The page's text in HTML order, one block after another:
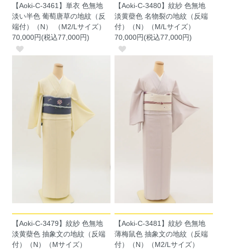
【Aoki-C-3461】単衣 色無地
淡い半色 葡萄唐草の地紋（反
端付）（N） （M2/Lサイズ）
70,000円(税込77,000円)
【Aoki-C-3480】紋紗 色無地
淡黄蘗色 名物裂の地紋（反端
付）（N）（M/Lサイズ）
70,000円(税込77,000円)
【Aoki-C-3479】紋紗 色無地
淡黄蘗色 抽象文の地紋（反端
付）（N）（Mサイズ）
【Aoki-C-3481】紋紗 色無地
薄梅鼠色 抽象文の地紋（反端
付）（N）（M2/Lサイズ）